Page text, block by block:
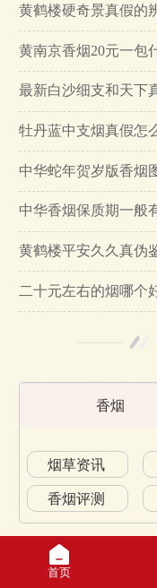
香烟
烟草资讯
香烟评测
首页